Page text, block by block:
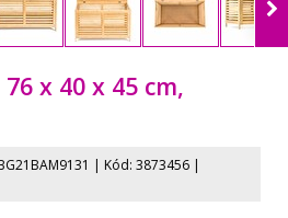
x 40 x 45 cm,
| Kód: 3873456 |